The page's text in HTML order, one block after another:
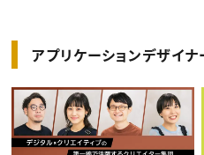
アプリケーションデザイ